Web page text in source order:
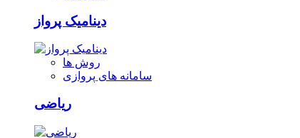
دینامیک پرواز
روش ها
سامانه های پروازی
ریاضی